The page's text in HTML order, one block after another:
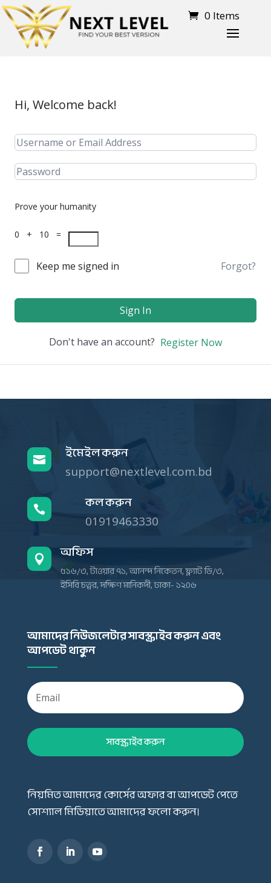
0 Items
Hi, Welcome back!
Prove your humanity
0 + 10 =
Keep me signed in Forgot?
Sign In
Don't have an account? Register Now
 ইমেইল করুন
support@nextlevel.com.bd
 কল করুন
01919463330
 অফিস
৫১৬/৩, টাওয়ার ৭১, আনন্দ নিকেতন, ফ্ল্যাট ডি/৩,
ইসিবি চত্বর, দক্ষিণ মানিকদী, ঢাকা- ১২০৬
আমাদের নিউজলেটার সাবস্ক্রাইব করুন এবং
আপডেট থাকুন
সাবস্ক্রাইব করুন
নিয়মিত আমাদের কোর্সের অফার বা আপডেট পেতে
সোশ্যাল মিডিয়াতে আমাদের ফলো করুন।